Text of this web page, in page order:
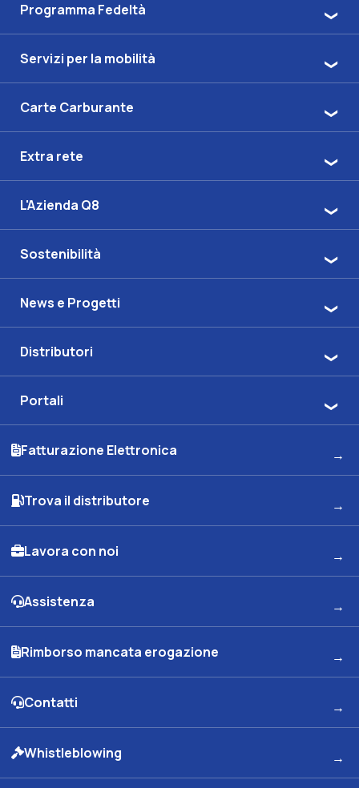
Programma Fedeltà
Servizi per la mobilità
Carte Carburante
Extra rete
L'Azienda Q8
Sostenibilità
News e Progetti
Distributori
Portali
Fatturazione Elettronica
Trova il distributore
Lavora con noi
Assistenza
Rimborso mancata erogazione
Contatti
Whistleblowing